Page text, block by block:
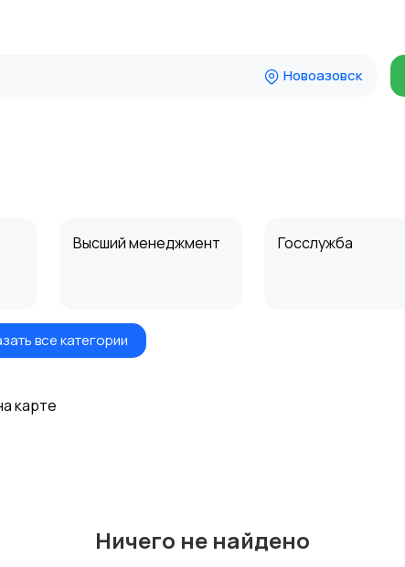
Новоазовск
Высший менеджмент Госслужба
Искусство и
все категории
карте
Ничего не найдено